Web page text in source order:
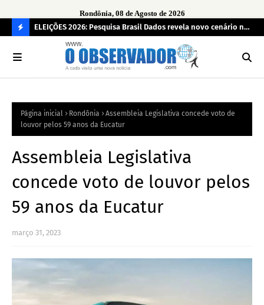
Rondônia, 08 de Agosto de 2026
O
R
mais
ELEIÇÕES 2026: Pesquisa Brasil Dados revela novo cenário na
disputa pelo Governo de Rondônia
Página inicial Rondônia
Assembleia Legislativa concede voto de
louvor pelos 59 anos da Eucatur
Assembleia Legislativa
concede voto de louvor pelos
59 anos da Eucatur
março 31, 2023